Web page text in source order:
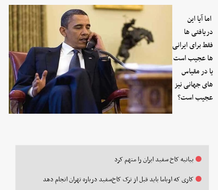
اما آیا این
دریافتی ها
فقط برای ایرانی
ها عجیب است
یا در مقیاس
های جهانی نیز
عجیب است؟
بیانیه‌ کاخ سفید ایران را متهم کرد
کاری که اوباما باید قبل از ترک کاخ‌سفید درباره تهران انجام دهد